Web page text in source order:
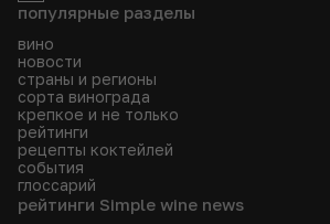
популярные разделы
вино
новости
страны и регионы
сорта винограда
крепкое и не только
рейтинги
рецепты коктейлей
события
глоссарий
рейтинги Simple wine news